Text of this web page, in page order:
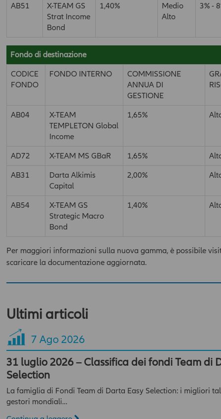
AB51
X-TEAM GS
Strat Income
Bond
1,40%
Medio
Alto
3% -
Fondo di destinazione
CODICE
FONDO
FONDO INTERNO
COMMISSIONE
ANNUA DI
GESTIONE
AB04
X-TEAM
TEMPLETON Global
Income
1,65%
AD72 X-TEAM MS GBaR 1,65%
AB31
Darta Alkimis
Capital
2,00%
AB54
X-TEAM GS
Strategic Macro
Bond
1,40%
Per maggiori informazioni sulla nuova gamma, è possibile
scaricare la documentazione aggiornata.
Ultimi articoli
7 Ago 2026
31 luglio 2026 – Classifica dei fondi Team di
Selection
La famiglia di Fondi Team di Darta Easy Selection: i migliori
gestori mondiali…